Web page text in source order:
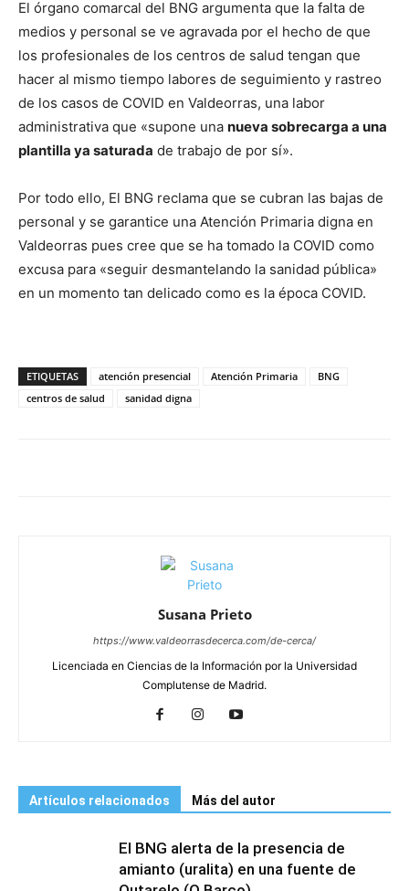
El órgano comarcal del BNG argumenta que la falta de
medios y personal se ve agravada por el hecho de que
los profesionales de los centros de salud tengan que
hacer al mismo tiempo labores de seguimiento y rastreo
de los casos de COVID en Valdeorras, una labor
administrativa que «supone una nueva sobrecarga a una
plantilla ya saturada de trabajo de por sí».
Por todo ello, El BNG reclama que se cubran las bajas de
personal y se garantice una Atención Primaria digna en
Valdeorras pues cree que se ha tomado la COVID como
excusa para «seguir desmantelando la sanidad pública»
en un momento tan delicado como es la época COVID.
ETIQUETAS atención presencial Atención Primaria
BNG
centros de salud
sanidad digna
Susana Prieto
https://www.valdeorrasdecerca.com/de-cerca/
Licenciada en Ciencias de la Información por la Universidad
Complutense de Madrid.
Artículos relacionados Más del autor
El BNG alerta de la presencia de
amianto (uralita) en una fuente de